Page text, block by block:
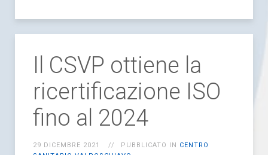
Il CSVP ottiene la
ricertificazione ISO
fino al 2024
29 DICEMBRE 2021 PUBBLICATO IN CENTRO